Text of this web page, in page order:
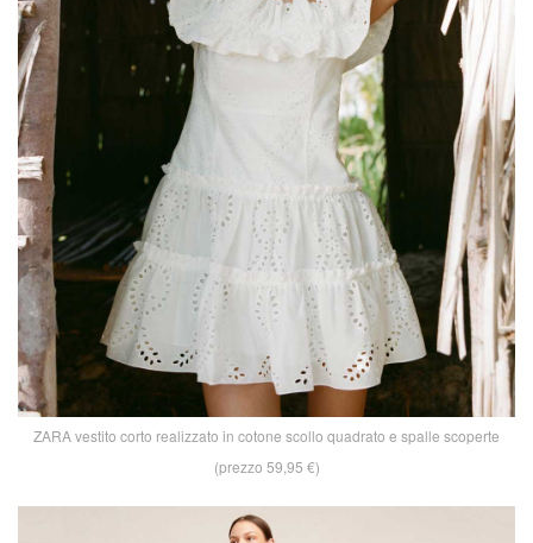
ZARA vestito corto realizzato in cotone scollo quadrato e spalle scoperte
(prezzo 59,95 €)